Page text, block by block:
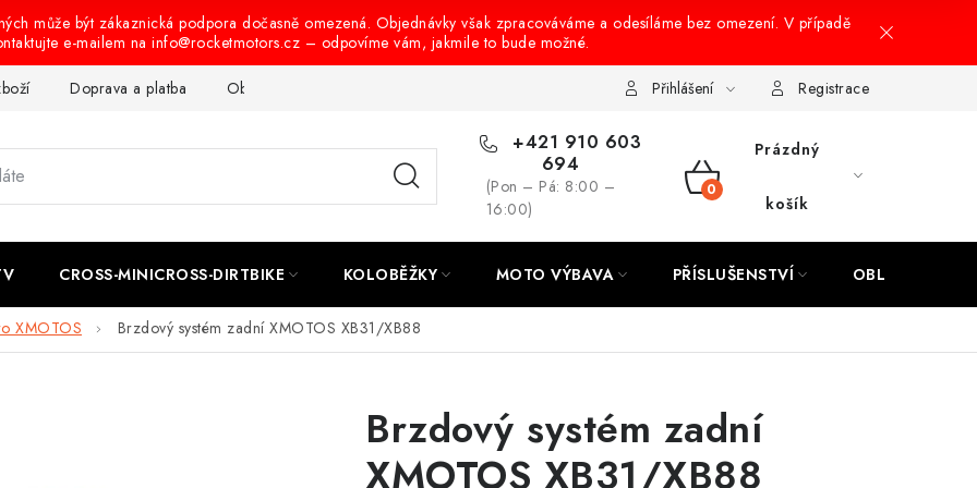
může být zákaznická podpora dočasně omezená. Objednávky však zpracováváme a odesíláme bez omezení. V případě
e-mailem na info@rocketmotors.cz – odpovíme vám, jakmile to bude možné.
Doprava a platba Obchodní podmínky Podmínky ochrany osobních údajů Návody na montáž
Přihlášení Registrace
+421 910 603
694
(Pon – Pá: 8:00 –
16:00)
NÁKUPNÍ
Prázdný
košík
CROSS-MINICROSS-DIRTBIKE KOLOBĚŽKY MOTO VÝBAVA PŘÍSLUŠENSTVÍ OBLEČENÍ
XMOTOS Brzdový systém zadní XMOTOS XB31/XB88
Brzdový systém zadní
XMOTOS XB31/XB88